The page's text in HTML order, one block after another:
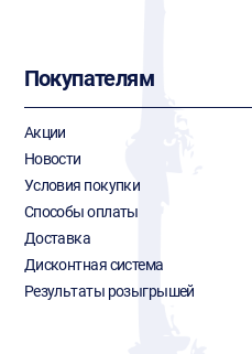
Покупателям
Акции
Новости
Условия покупки
Способы оплаты
Доставка
Дисконтная система
Результаты розыгрышей